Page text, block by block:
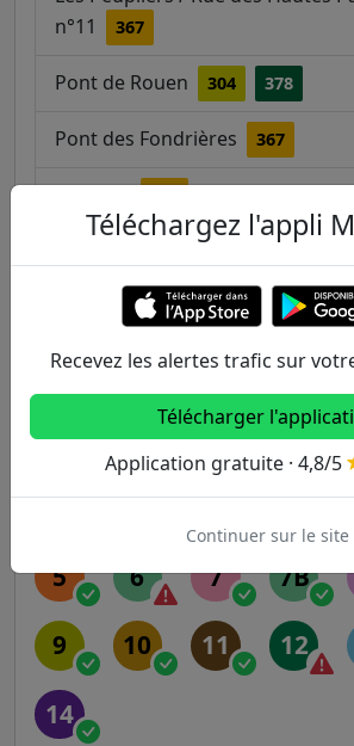
n°11
367
Pont de Rouen 304 378
Pont des Fondrières 367
Université - Paris 10 / Noël Pons
Autres lignes
Metro
1 2 3 3B
5 6 7 7B
9 10 11 12
14
Téléchargez l'appli
Recevez les alertes trafic sur
Télécharger
Application gratuite · 4,8/5
Continuer sur le site